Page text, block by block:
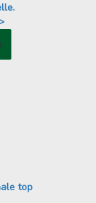
top